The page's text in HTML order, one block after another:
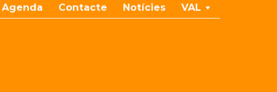
Agenda Contacte Notícies VAL